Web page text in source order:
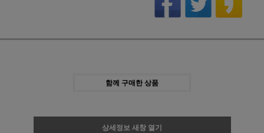
함께 구매한 상품
상세정보 새창 열기